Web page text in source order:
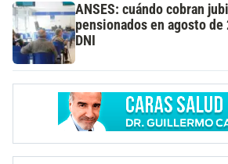
ANSES: cuándo cobran
pensionados en agosto de
DNI